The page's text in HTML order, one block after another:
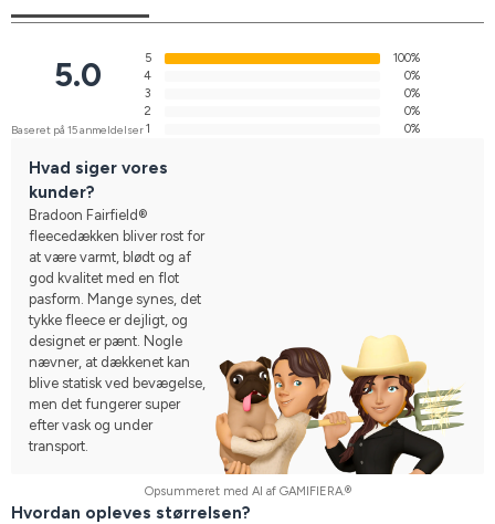
5.0
Baseret på 15 anmeldelser
5
100%
4
0%
3
0%
2
0%
1
0%
Hvad siger vores
kunder?
Bradoon Fairfield®
fleecedækken bliver rost for
at være varmt, blødt og af
god kvalitet med en flot
pasform. Mange synes, det
tykke fleece er dejligt, og
designet er pænt. Nogle
nævner, at dækkenet kan
blive statisk ved bevægelse,
men det fungerer super
efter vask og under
transport.
Opsummeret med AI af GAMIFIERA.®
Hvordan opleves størrelsen?